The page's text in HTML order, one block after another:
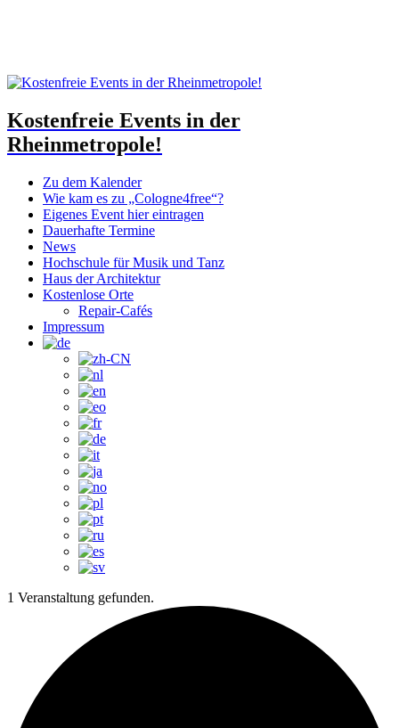
Kostenfreie Events in der
Rheinmetropole!
Zu dem Kalender
Wie kam es zu „Cologne4free“?
Eigenes Event hier eintragen
Dauerhafte Termine
News
Hochschule für Musik und Tanz
Haus der Architektur
Kostenlose Orte
Repair-Cafés
Impressum
1 Veranstaltung gefunden.